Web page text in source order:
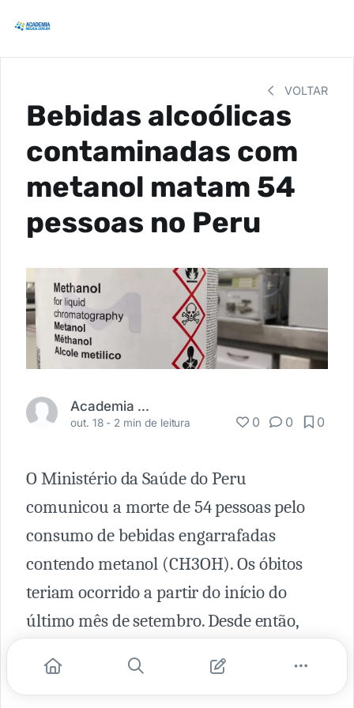
VOLTAR
Bebidas alcoólicas
contaminadas com
metanol matam 54
pessoas no Peru
Academia Médica
out. 18 - 2 min de leitura 0 0 0
O Ministério da Saúde do Peru
comunicou a morte de 54 pessoas pelo
consumo de bebidas engarrafadas
contendo metanol (CH3OH). Os óbitos
teriam ocorrido a partir do início do
último mês de setembro. Desde então,
envenenamento por metanol.